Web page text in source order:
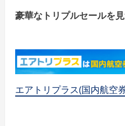
豪華なトリプルセールを見
エアトリプラス(国内航空